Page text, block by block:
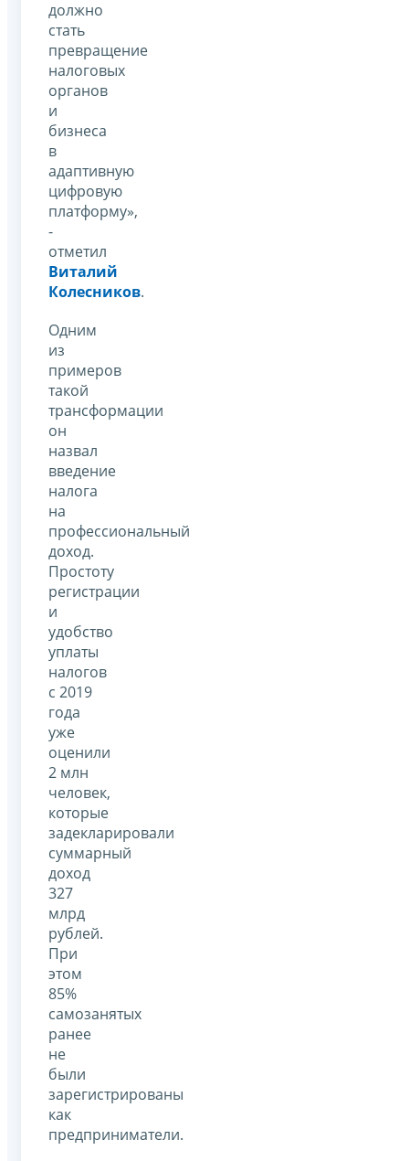
должно
стать
превращение
налоговых
органов
и
бизнеса
в
адаптивную
цифровую
платформу»,
-
отметил
Виталий
Колесников.
Одним
из
примеров
такой
трансформации
он
назвал
введение
налога
на
профессиональный
доход.
Простоту
регистрации
и
удобство
уплаты
налогов
с 2019
года
уже
оценили
2 млн
человек,
которые
задекларировали
суммарный
доход
327
млрд
рублей.
При
этом
85%
самозанятых
ранее
не
были
зарегистрированы
как
предприниматели.